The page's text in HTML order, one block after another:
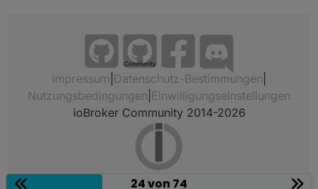
Community
Impressum Datenschutz-Bestimmungen
Nutzungsbedingungen Einwilligungseinstellungen
ioBroker Community 2014-2026
24 von 74